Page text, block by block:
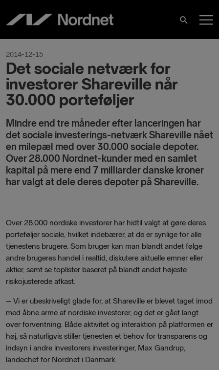
content
Search
2014-12-15
Det sociale netværk for
investorer Shareville når
30.000 porteføljer
Mindre end tre måneder efter lanceringen har
det sociale investerings-netværk Shareville nået
en milepæl med over 30.000 sociale depoter.
Over 28.000 Nordnet-kunder med en samlet
kapital på mere end 7 milliarder danske kroner
har valgt at dele deres depoter på Shareville.
Over 28.000 nordiske investorer har hidtil valgt at gøre deres
porteføljer sociale, hvilket indebærer, at de er synlige for alle
tjenestens brugere. Som bruger kan man blandt andet følge
andre brugeres handel i realtid, diskutere aktuelle emner eller
aktier, samt se toplister baseret på blandt andet højeste
risikojusterede afkast.
– Vi er ubeskriveligt glade for, at Shareville er blevet taget imod
med åbne arme af nordiske investorer, og det er gået langt
over forventning. Både aktivitet og interaktion på platformen er
høj, så naturligvis stiller tjenesten et behov for transparens og
indsyn i andre investorers investeringer, Max Gandrup,
landechef for Nordnet i Danmark.